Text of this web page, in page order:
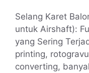
Selang Karet
untuk Airshaft):
yang Sering
printing,
converting,